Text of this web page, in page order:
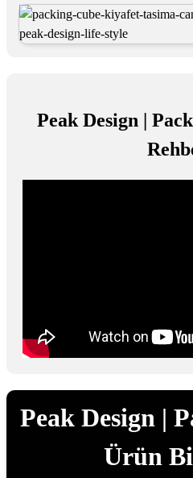
Peak Design |
Peak Design |
Ürün